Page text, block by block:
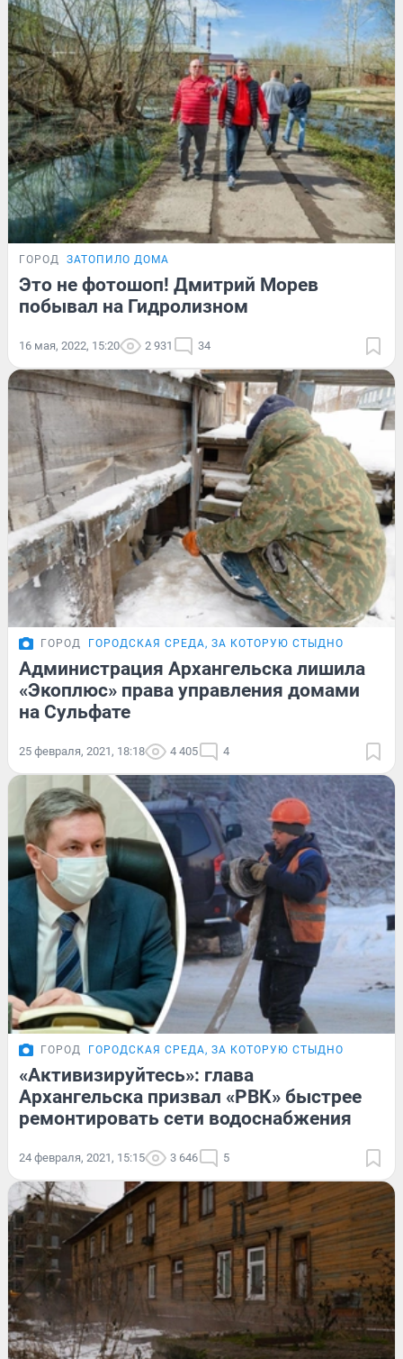
ГОРОД ЗАТОПИЛО ДОМА
Это не фотошоп! Дмитрий Морев
побывал на Гидролизном
16 мая, 2022, 15:20 2 931 34
ГОРОД ГОРОДСКАЯ СРЕДА, ЗА КОТОРУЮ СТЫДНО
Администрация Архангельска лишила
«Экоплюс» права управления домами
на Сульфате
25 февраля, 2021, 18:18 4 405 4
ГОРОД ГОРОДСКАЯ СРЕДА, ЗА КОТОРУЮ СТЫДНО
«Активизируйтесь»: глава
Архангельска призвал «РВК» быстрее
ремонтировать сети водоснабжения
24 февраля, 2021, 15:15 3 646 5